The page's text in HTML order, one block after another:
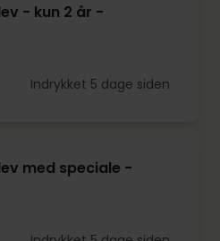
- kun 2 år -
Indrykket 5 dage siden
med speciale -